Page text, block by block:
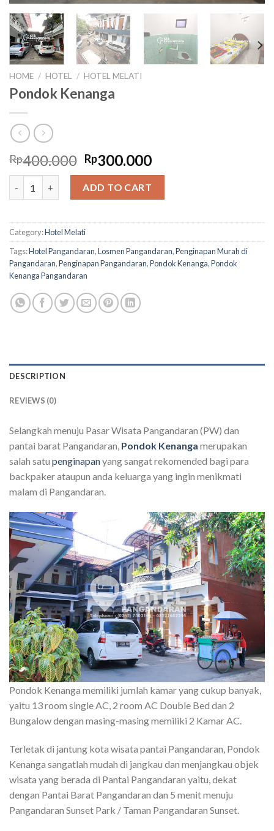
HOME / HOTEL / HOTEL MELATI
Pondok Kenanga
Rp400.000 Original
price
was:
Rp400.000.
Rp300.000Current
price
Rp300.000.
ADD TO CART
Category:Hotel Melati
Tags:Hotel Pangandaran,Losmen Pangandaran,Penginapan Murah di
Pangandaran,Penginapan Pangandaran,Pondok Kenanga,Pondok
Kenanga Pangandaran
DESCRIPTION
REVIEWS (0)
Selangkah menuju Pasar Wisata Pangandaran (PW) dan
pantai barat Pangandaran, Pondok Kenanga merupakan
salah satu penginapanyang sangat rekomended bagi para
backpaker ataupun anda keluarga yang ingin menikmati
malam di Pangandaran.
Pondok Kenanga memiliki jumlah kamar yang cukup banyak,
yaitu 13 room single AC, 2 room AC Double Bed dan 2
Bungalow dengan masing-masing memiliki 2 Kamar AC.
Terletak di jantung kota wisata pantai Pangandaran, Pondok
Kenanga sangatlah mudah di jangkau dan menjangkau objek
wisata yang berada di Pantai Pangandaran yaitu, dekat
dengan Pantai Barat Pangandaran dan 5 menit menuju
Pangandaran Sunset Park / Taman Pangandaran Sunset.